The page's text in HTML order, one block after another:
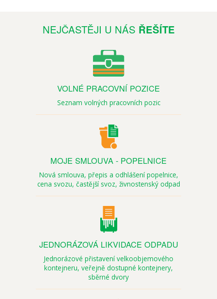
NEJČASTĚJI U NÁS ŘEŠÍTE
VOLNÉ PRACOVNÍ POZICE
Seznam volných pracovních pozic
MOJE SMLOUVA - POPELNICE
Nová smlouva, přepis a odhlášení popelnice,
cena svozu, častější svoz, živnostenský odpad
JEDNORÁZOVÁ LIKVIDACE ODPADU
Jednorázové přistavení velkoobjemového
kontejneru, veřejně dostupné kontejnery,
sběrné dvory